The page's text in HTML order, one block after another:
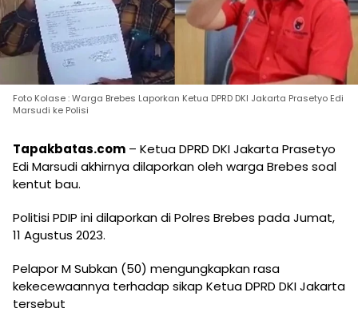
Foto Kolase : Warga Brebes Laporkan Ketua DPRD DKI Jakarta Prasetyo Edi
Marsudi ke Polisi
Tapakbatas.com – Ketua DPRD DKI Jakarta Prasetyo
Edi Marsudi akhirnya dilaporkan oleh warga Brebes soal
kentut bau.
Politisi PDIP ini dilaporkan di Polres Brebes pada Jumat,
11 Agustus 2023.
Pelapor M Subkan (50) mengungkapkan rasa
kekecewaannya terhadap sikap Ketua DPRD DKI Jakarta
tersebut